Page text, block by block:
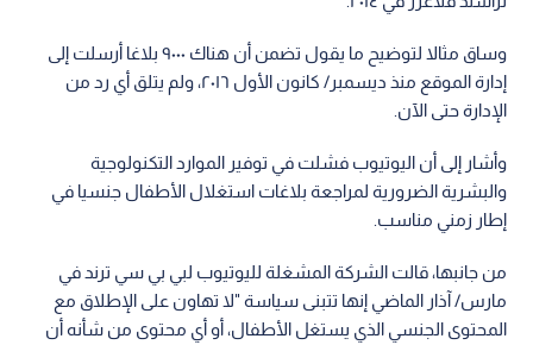
وساق مثالا لتوضيح ما يقول تضمن أن هناك ٩٠٠٠ بلاغا أرسلت إلى
إدارة الموقع منذ ديسمبر/ كانون الأول ٢٠١٦، ولم يتلق أي رد من
الإدارة حتى الآن.
وأشار إلى أن اليوتيوب فشلت في توفير الموارد التكنولوجية
والبشرية الضرورية لمراجعة بلاغات استغلال الأطفال جنسيا في
إطار زمني مناسب.
من جانبها، قالت الشركة المشغلة لليوتيوب لبي بي سي ترند في
مارس/ آذار الماضي إنها تتبنى سياسة "لا تهاون على الإطلاق مع
المحتوى الجنسي الذي يستغل الأطفال، أو أي محتوى من شأنه أن